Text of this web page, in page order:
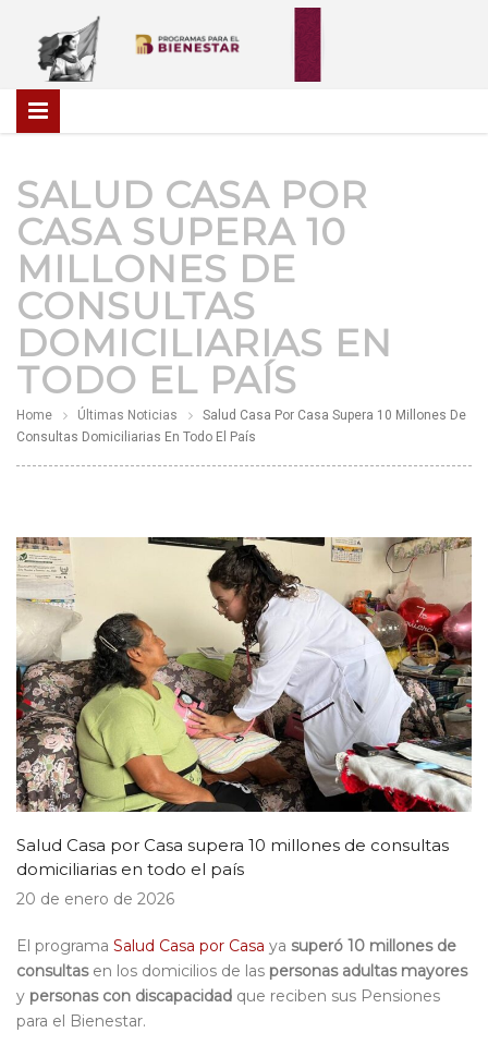
SALUD CASA POR
CASA SUPERA 10
MILLONES DE
CONSULTAS
DOMICILIARIAS EN
TODO EL PAÍS
Home Últimas Noticias
Salud Casa Por Casa Supera 10 Millones De
Consultas Domiciliarias En Todo El País
Salud Casa por Casa supera 10 millones de consultas
domiciliarias en todo el país
20 de enero de 2026
El programa Salud Casa por Casa ya superó 10 millones de
consultasen los domicilios de las personas adultas mayores
y personas con discapacidad que reciben sus Pensiones
para el Bienestar.